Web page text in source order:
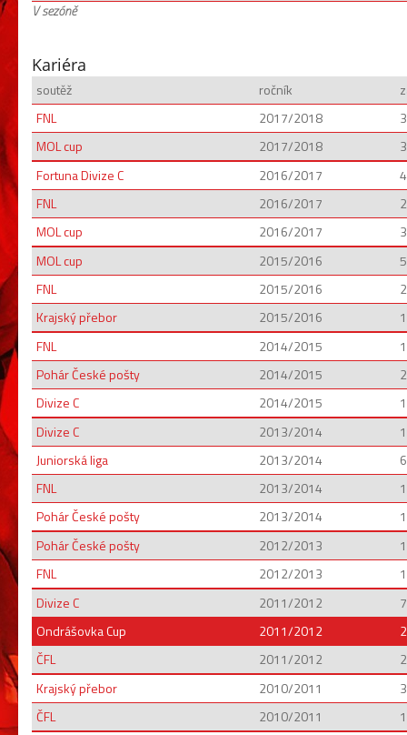
V sezóně
Kariéra
soutěž ročník
FNL
2017/2018
MOL cup
2017/2018
3
Fortuna Divize C
2016/2017
4
FNL
2016/2017
MOL cup
2016/2017
3
MOL cup
2015/2016
5
FNL
2015/2016
Krajský přebor
2015/2016
1
FNL
2014/2015
Pohár České pošty
2014/2015
2
Divize C
2014/2015
Divize C
2013/2014
Juniorská liga
2013/2014
6
FNL
2013/2014
Pohár České pošty
2013/2014
1
Pohár České pošty
2012/2013
1
FNL
2012/2013
Divize C
2011/2012
7
Ondrášovka Cup
2011/2012
2
ČFL
2011/2012
Krajský přebor
2010/2011
3
ČFL
2010/2011